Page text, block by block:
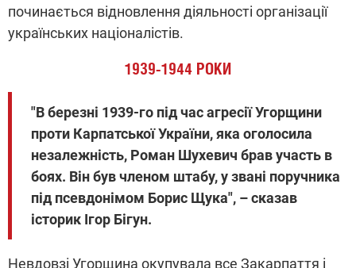
починається відновлення діяльності організації
українських націоналістів.
1939-1944 РОКИ
"В березні 1939-го під час агресії Угорщини
проти Карпатської України, яка оголосила
незалежність, Роман Шухевич брав участь в
боях. Він був членом штабу, у звані поручника
під псевдонімом Борис Щука", – сказав
історик Ігор Бігун.
Невдовзі Угорщина окупувала все Закарпаття і